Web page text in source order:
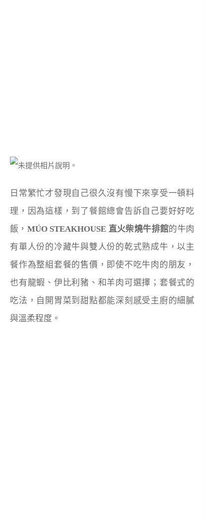
日常繁忙才發現自己很久沒有慢下來享受一頓料
理，因為這樣，到了餐館總會告訴自己要好好吃
飯， MÚO STEAKHOUSE 直火柴燒牛排館的牛肉
有單人份的冷藏牛與雙人份的乾式熟成牛，以主
餐作為整組套餐的售價，即使不吃牛肉的朋友，
也有龍蝦、伊比利豬、和羊肉可選擇；套餐式的
吃法，自開胃菜到甜點都能深刻感受主廚的細膩
與溫柔程度。